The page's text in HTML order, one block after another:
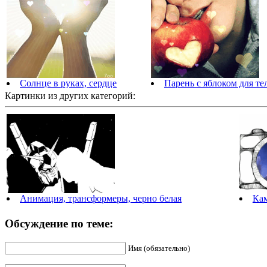
Солнце в руках, сердце Парень с яблоком для
Картинки из других категорий:
Анимация, трансформеры, черно белая
Обсуждение по теме:
Имя (обязательно)